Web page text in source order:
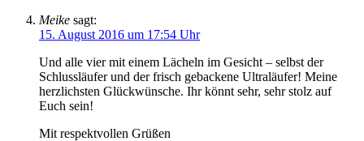
Meike sagt:
15. August 2016 um 17:54 Uhr
Und alle vier mit einem Lächeln im Gesicht – selbst der
Schlussläufer und der frisch gebackene Ultraläufer! Meine
herzlichsten Glückwünsche. Ihr könnt sehr, sehr stolz auf
Euch sein!
Mit respektvollen Grüßen